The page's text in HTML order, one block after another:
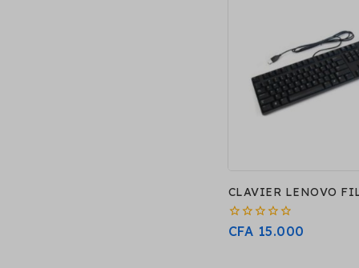
CLAVIER LENOVO
0
CFA 15.000